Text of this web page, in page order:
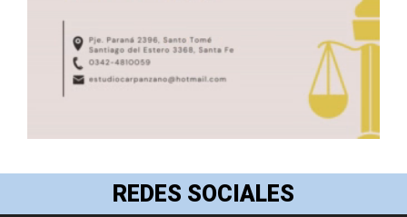
REDES SOCIALES